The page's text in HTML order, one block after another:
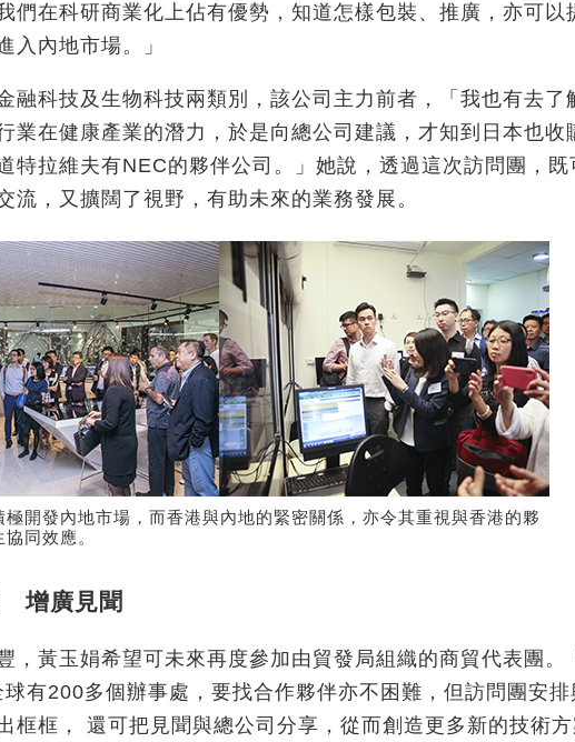
們在科研商業化上佔有優勢，知道怎樣包裝、推廣，亦可以
入內地市場。」
融科技及生物科技兩類別，該公司主力前者，「我也有去了
業在健康產業的潛力，於是向總公司建議，才知到日本也收
特拉維夫有NEC的夥伴公司。」她說，透過這次訪問團，既
流，又擴闊了視野，有助未來的業務發展。
極開發內地市場，而香港與內地的緊密關係，亦令其重視與香港的夥
同效應。
增廣見聞
，黃玉娟希望可未來再度參加由貿發局組織的商貿代表團。
有200多個辦事處，要找合作夥伴亦不困難，但訪問團安排
框框， 還可把見聞與總公司分享，從而創造更多新的技術方